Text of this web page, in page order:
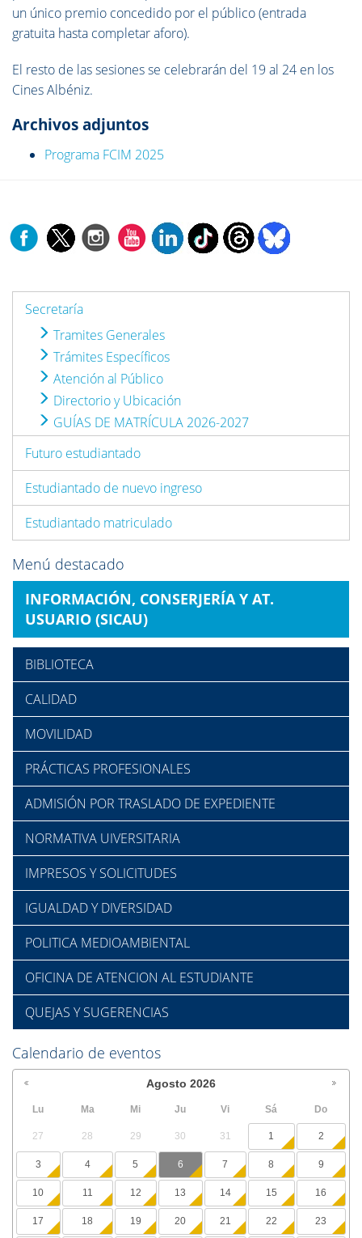
un único premio concedido por el público (entrada
gratuita hasta completar aforo).
El resto de las sesiones se celebrarán del 19 al 24 en los
Cines Albéniz.
Archivos adjuntos
Programa FCIM 2025
Secretaría
Tramites Generales
Trámites Específicos
Atención al Público
Directorio y Ubicación
GUÍAS DE MATRÍCULA 2026-2027
Futuro estudiantado
Estudiantado de nuevo ingreso
Estudiantado matriculado
Menú destacado
INFORMACIÓN, CONSERJERÍA Y AT.
USUARIO (SICAU)
BIBLIOTECA
CALIDAD
MOVILIDAD
PRÁCTICAS PROFESIONALES
ADMISIÓN POR TRASLADO DE EXPEDIENTE
NORMATIVA UIVERSITARIA
IMPRESOS Y SOLICITUDES
IGUALDAD Y DIVERSIDAD
POLITICA MEDIOAMBIENTAL
OFICINA DE ATENCION AL ESTUDIANTE
QUEJAS Y SUGERENCIAS
Calendario de eventos
Agosto 2026
Lu Ma Mi Ju Vi Sá Do
27 28 29 30 31 1 2
3 4 5 6 7 8 9
10 11 12 13 14 15 16
17 18 19 20 21 22 23